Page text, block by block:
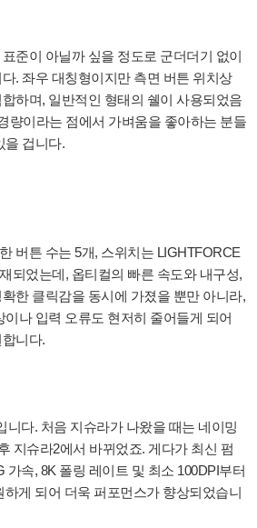
준이 아닐까 싶을 정도로 군더더기 없이
. 좌우 대칭형이지만 측면 버튼 위치상
하며, 일반적인 형태의 쉘이 사용되었음
량이라는 점에서 가벼움을 좋아하는 분들
을 겁니다.
버튼 수는 5개, 스위치는 LIGHTFORCE
되었는데, 옵티컬의 빠른 속도와 내구성,
한 클릭감을 동시에 가졌을 뿐만 아니라,
나 입력 오류도 현저히 줄어들게 되어
니다.
니다. 처음 지슈라가 나왔을 때는 네이밍
지슈라2에서 바뀌었죠. 게다가 최신 펌
가속, 8K 폴링 레이트 및 최소 100DPI부터
하게 되어 더욱 퍼포먼스가 향상되었습니